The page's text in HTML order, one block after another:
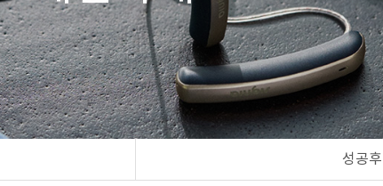
착용방법
관리 및 보관
성공후